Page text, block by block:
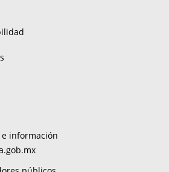
información